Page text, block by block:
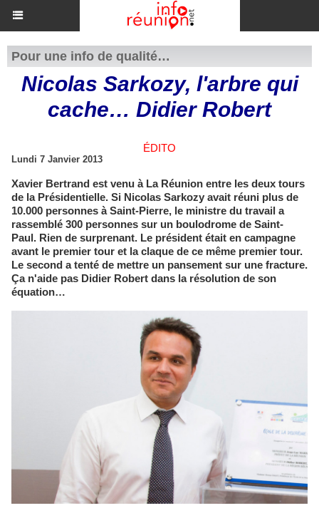
Pour une info de qualité…
Nicolas Sarkozy, l'arbre qui
cache… Didier Robert
ÉDITO
Lundi 7 Janvier 2013
Xavier Bertrand est venu à La Réunion entre les deux tours
de la Présidentielle. Si Nicolas Sarkozy avait réuni plus de
10.000 personnes à Saint-Pierre, le ministre du travail a
rassemblé 300 personnes sur un boulodrome de Saint-
Paul. Rien de surprenant. Le président était en campagne
avant le premier tour et la claque de ce même premier tour.
Le second a tenté de mettre un pansement sur une fracture.
Ça n'aide pas Didier Robert dans la résolution de son
équation…